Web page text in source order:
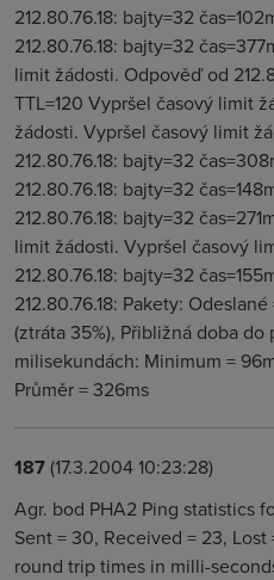
212.80.76.18: bajty=32
212.80.76.18: bajty=32
limit žádosti. Odpověď od
TTL=120 Vypršel časový limit
žádosti. Vypršel časový limit
212.80.76.18: bajty=32
212.80.76.18: bajty=32
212.80.76.18: bajty=32
limit žádosti. Vypršel časový
212.80.76.18: bajty=32
212.80.76.18: Pakety:
(ztráta 35%), Přibližná doba
milisekundách: Minimum =
Průměr = 326ms
187(17.3.2004 10:23:28)
Agr. bod PHA2 Ping statistics
Sent = 30, Received = 23,
round trip times in milli-